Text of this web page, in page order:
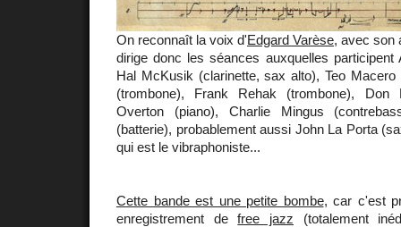
On reconnaît la voix d'Edgard Varèse, avec son
dirige donc les séances auxquelles participent
Hal McKusik (clarinette, sax alto), Teo
(trombone), Frank Rehak (trombone), Don
Overton (piano), Charlie Mingus
(batterie), probablement aussi John La Porta
qui est le vibraphoniste...
Cette bande est une petite bombe, car c'est
enregistrement defree jazz (totalement